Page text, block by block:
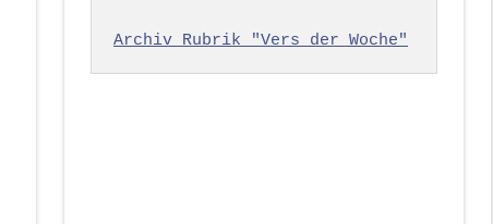
Archiv Rubrik "Vers der Woche"